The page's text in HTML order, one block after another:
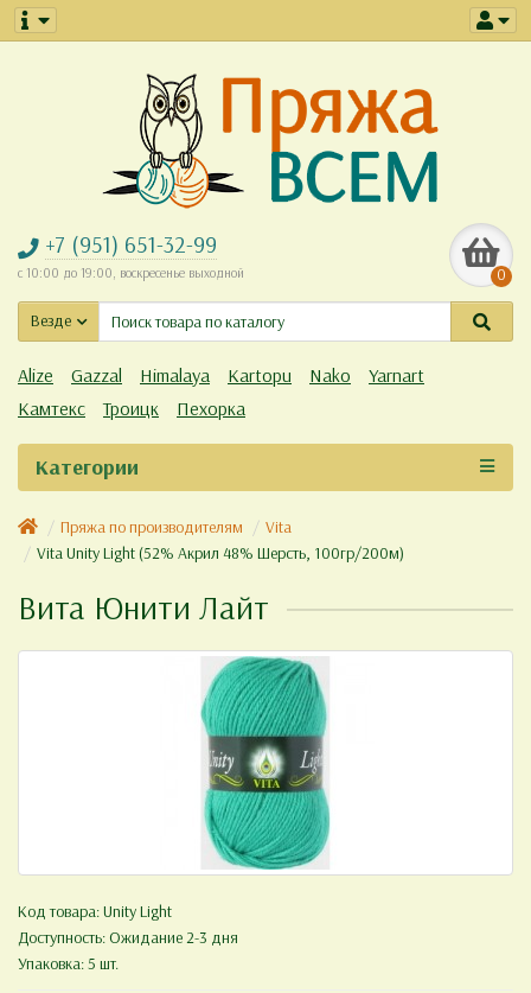
+7 (951) 651-32-99
с 10:00 до 19:00, воскресенье выходной 0
Везде
Alize Gazzal Himalaya Kartopu Nako
Yarnart
Камтекс
Троицк Пехорка
Категории
Пряжа по производителям
Vita
Vita Unity Light (52% Акрил 48% Шерсть, 100гр/200м)
Вита Юнити Лайт
Код товара:Unity Light
Доступность: Ожидание 2-3 дня
Упаковка: 5 шт.